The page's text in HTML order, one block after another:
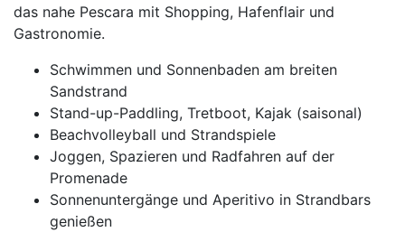
das nahe Pescara mit Shopping, Hafenflair und
Gastronomie.
Schwimmen und Sonnenbaden am breiten
Sandstrand
Stand-up-Paddling, Tretboot, Kajak (saisonal)
Beachvolleyball und Strandspiele
Joggen, Spazieren und Radfahren auf der
Promenade
Sonnenuntergänge und Aperitivo in Strandbars
genießen